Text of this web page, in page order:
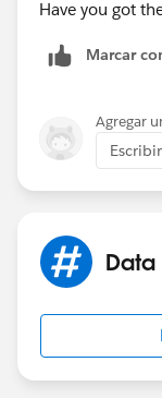
Have you got
Marcar
Agregar